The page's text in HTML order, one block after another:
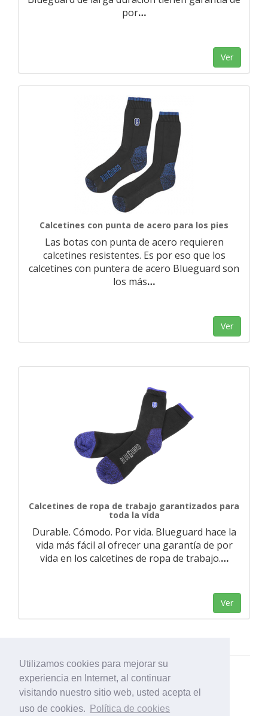
Utilizamos cookies para mejorar su
experiencia en Internet, al continuar
visitando nuestro sitio web, usted acepta el
uso de cookies.
Política de cookies
por…
Ver
Calcetines con punta de acero para los pies
Las botas con punta de acero requieren
calcetines resistentes. Es por eso que los
calcetines con puntera de acero Blueguard son
los más…
Ver
Calcetines de ropa de trabajo garantizados para
toda la vida
Durable. Cómodo. Por vida. Blueguard hace la
vida más fácil al ofrecer una garantía de por
vida en los calcetines de ropa de trabajo.…
Ver